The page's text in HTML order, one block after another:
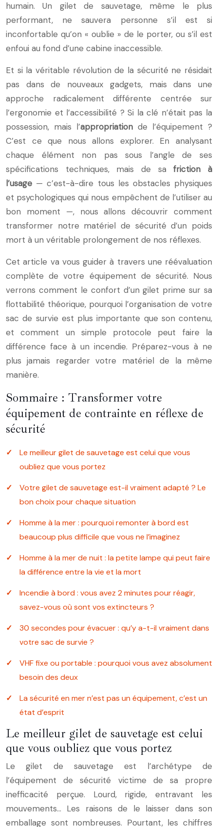
humain. Un gilet de sauvetage, même le plus
performant, ne sauvera personne s’il est si
inconfortable qu’on « oublie » de le porter, ou s’il est
enfoui au fond d’une cabine inaccessible.
Et si la véritable révolution de la sécurité ne résidait
pas dans de nouveaux gadgets, mais dans une
approche radicalement différente centrée sur
l’ergonomie et l’accessibilité ? Si la clé n’était pas la
possession, mais l’appropriation de l’équipement ?
C’est ce que nous allons explorer. En analysant
chaque élément non pas sous l’angle de ses
spécifications techniques, mais de safriction à
l’usage — c’est-à-dire tous les obstacles physiques
et psychologiques qui nous empêchent de l’utiliser au
bon moment —, nous allons découvrir comment
transformer notre matériel de sécurité d’un poids
mort à un véritable prolongement de nos réflexes.
Cet article va vous guider à travers une réévaluation
complète de votre équipement de sécurité. Nous
verrons comment le confort d’un gilet prime sur sa
flottabilité théorique, pourquoi l’organisation de votre
sac de survie est plus importante que son contenu,
et comment un simple protocole peut faire la
différence face à un incendie. Préparez-vous à ne
plus jamais regarder votre matériel de la même
manière.
Sommaire : Transformer votre
équipement de contrainte en réflexe de
sécurité
Le meilleur gilet de sauvetage est celui que vous
oubliez que vous portez
Votre gilet de sauvetage est-il vraiment adapté ? Le
bon choix pour chaque situation
Homme à la mer : pourquoi remonter à bord est
beaucoup plus difficile que vous ne l’imaginez
Homme à la mer de nuit : la petite lampe qui peut faire
la différence entre la vie et la mort
Incendie à bord : vous avez 2 minutes pour réagir,
savez-vous où sont vos extincteurs ?
30 secondes pour évacuer : qu’y a-t-il vraiment dans
votre sac de survie ?
VHF fixe ou portable : pourquoi vous avez absolument
besoin des deux
La sécurité en mer n’est pas un équipement, c’est un
état d’esprit
Le meilleur gilet de sauvetage est celui
que vous oubliez que vous portez
Le gilet de sauvetage est l’archétype de
l’équipement de sécurité victime de sa propre
inefficacité perçue. Lourd, rigide, entravant les
mouvements… Les raisons de le laisser dans son
emballage sont nombreuses. Pourtant, les chiffres